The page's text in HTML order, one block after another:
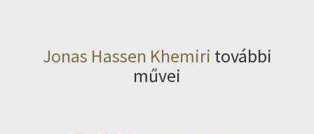
Jonas Hassen Khemiri további
művei